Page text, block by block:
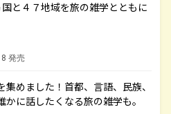
国と４７地域を旅の雑学とともに
発売
めました！首都、言語、民族、
に話したくなる旅の雑学も。